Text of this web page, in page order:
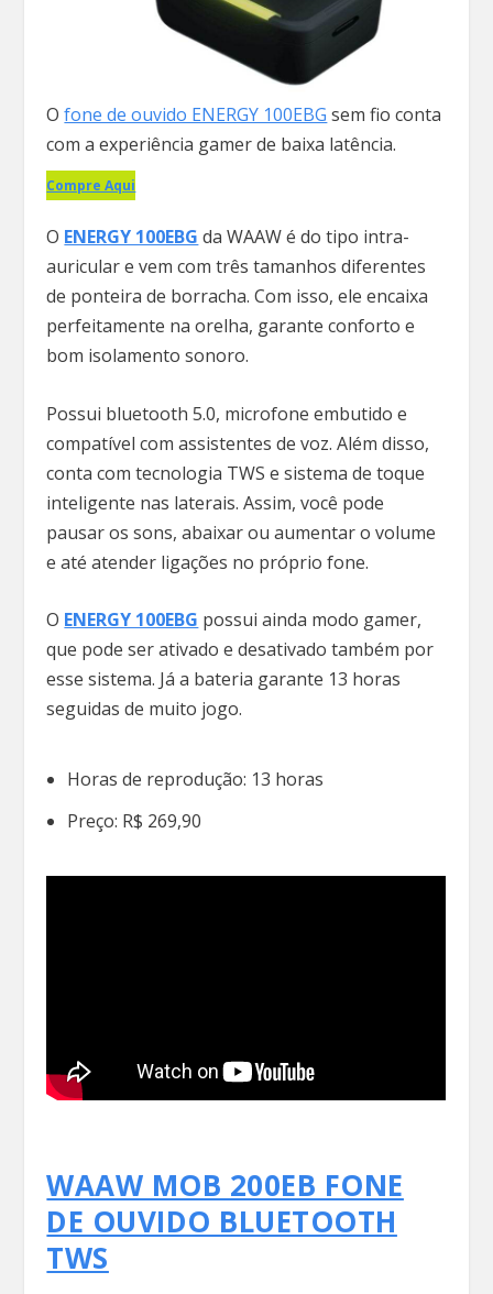
Ofone de ouvido ENERGY 100EBG sem fio conta
com a experiência gamer de baixa latência.
Compre Aqui
O ENERGY 100EBG da WAAW é do tipo intra-
auricular e vem com três tamanhos diferentes
de ponteira de borracha. Com isso, ele encaixa
perfeitamente na orelha, garante conforto e
bom isolamento sonoro.
Possui bluetooth 5.0, microfone embutido e
compatível com assistentes de voz. Além disso,
conta com tecnologia TWS e sistema de toque
inteligente nas laterais. Assim, você pode
pausar os sons, abaixar ou aumentar o volume
e até atender ligações no próprio fone.
O ENERGY 100EBG possui ainda modo gamer,
que pode ser ativado e desativado também por
esse sistema. Já a bateria garante 13 horas
seguidas de muito jogo.
Horas de reprodução: 13 horas
Preço: R$ 269,90
WAAW MOB 200EB FONE
DE OUVIDO BLUETOOTH
TWS